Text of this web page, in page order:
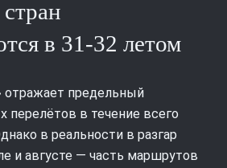
в 31-32 летом
отражает предельный
перелётов в течение всего
в реальности в разгар
и августе — часть маршрутов